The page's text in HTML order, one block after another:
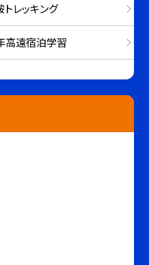
レッキング
遠宿泊学習